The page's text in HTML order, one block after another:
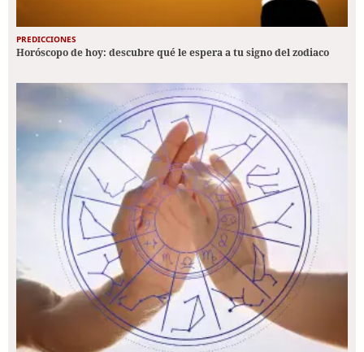
PREDICCIONES
Horóscopo de hoy: descubre qué le espera a tu signo del zodiaco